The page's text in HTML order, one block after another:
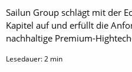
Sailun Group schlägt mit der
Kapitel auf und erfüllt die
nachhaltige Premium-
Lesedauer:2 min